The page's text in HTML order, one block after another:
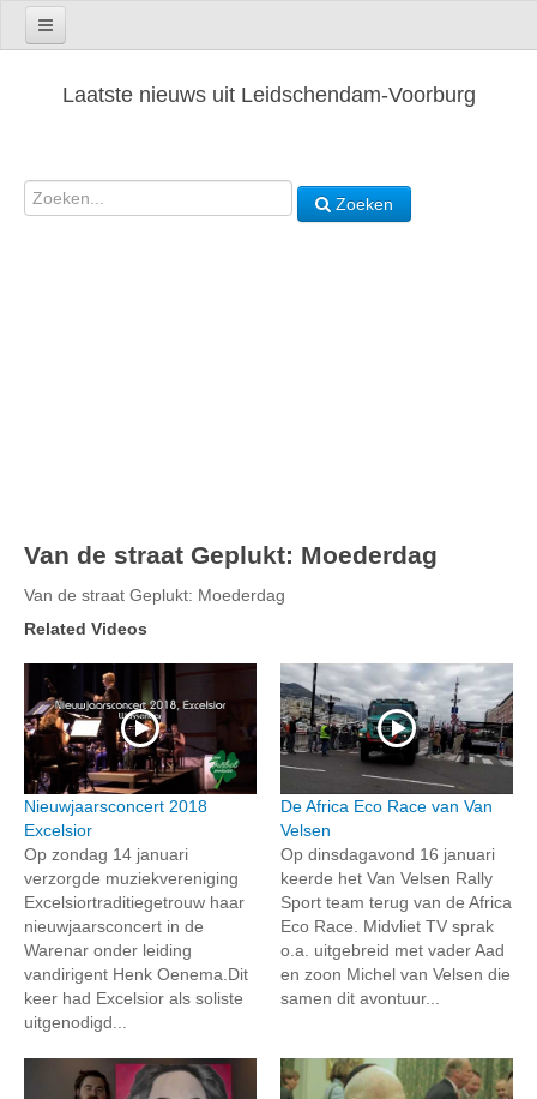
Laatste nieuws uit Leidschendam-Voorburg
Zoeken
Van de straat Geplukt: Moederdag
Van de straat Geplukt: Moederdag
Related Videos
Nieuwjaarsconcert 2018
Excelsior
Op zondag 14 januari
verzorgde muziekvereniging
Excelsiortraditiegetrouw haar
nieuwjaarsconcert in de
Warenar onder leiding
vandirigent Henk Oenema.Dit
keer had Excelsior als soliste
uitgenodigd...
De Africa Eco Race van Van
Velsen
Op dinsdagavond 16 januari
keerde het Van Velsen Rally
Sport team terug van de Africa
Eco Race. Midvliet TV sprak
o.a. uitgebreid met vader Aad
en zoon Michel van Velsen die
samen dit avontuur...